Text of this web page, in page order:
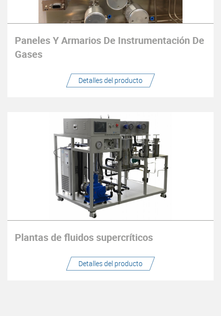
Paneles Y Armarios De Instrumentación De
Gases
Detalles del producto
Plantas de fluidos supercríticos
Detalles del producto